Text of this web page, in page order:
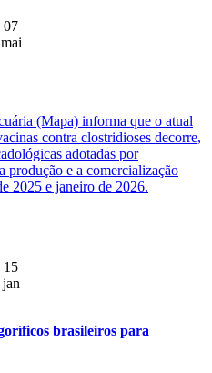
07
mai
(Mapa) informa que o atual
contra clostridioses decorre,
adotadas por
produção e a comercialização
2025 e janeiro de 2026.
15
jan
brasileiros para